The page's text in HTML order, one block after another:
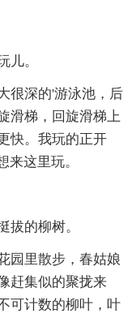
儿。
很深的'游泳池，后
滑梯，回旋滑梯上
快。我玩的正开
来这里玩。
拔的柳树。
园里散步，春姑娘
赶集似的聚拢来
可计数的柳叶，叶